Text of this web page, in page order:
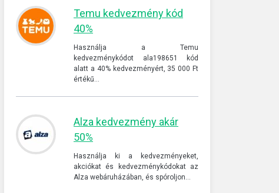
Temu kedvezmény kód
40%
Használja a Temu
kedvezménykódot ala198651 kód
alatt a 40% kedvezményért, 35 000 Ft
értékű…
Alza kedvezmény akár
50%
Használja ki a kedvezményeket,
akciókat és kedvezménykódokat az
Alza webáruházában, és spóroljon…